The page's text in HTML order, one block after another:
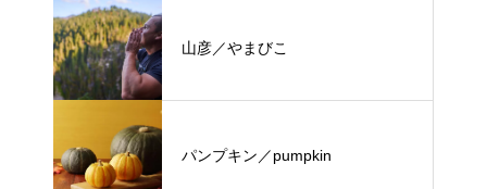
山彦／やまびこ
パンプキン／pumpkin